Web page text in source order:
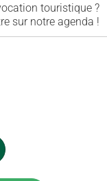
touristique ?
sur notre agenda !